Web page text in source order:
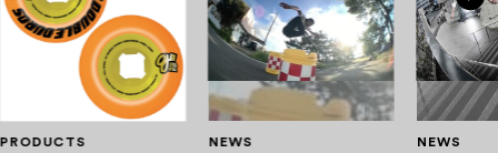
PRODUCTS NEWS NEWS